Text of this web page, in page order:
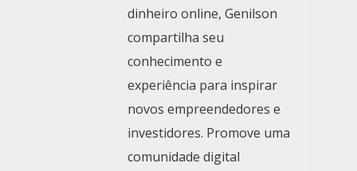
dinheiro online, Genilson
compartilha seu
conhecimento e
experiência para inspirar
novos empreendedores e
investidores. Promove uma
comunidade digital